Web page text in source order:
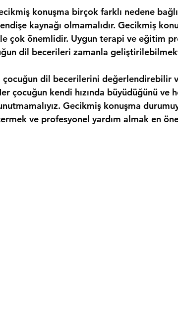
konuşma birçok farklı nedene
kaynağı olmamalıdır. Gecikmiş
çok önemlidir. Uygun terapi ve eğitim
dil becerileri zamanla
dil becerilerini değerlendirebilir
çocuğun kendi hızında büyüdüğünü ve
Gecikmiş konuşma
ve profesyonel yardım almak en